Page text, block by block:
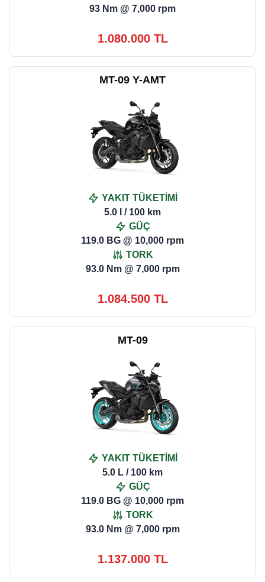
93 Nm @ 7,000 rpm
1.080.000 TL
MT-09 Y-AMT
YAKIT TÜKETİMİ
5.0 l / 100 km
GÜÇ
119.0 BG @ 10,000 rpm
TORK
93.0 Nm @ 7,000 rpm
1.084.500 TL
MT-09
YAKIT TÜKETİMİ
5.0 L / 100 km
GÜÇ
119.0 BG @ 10,000 rpm
TORK
93.0 Nm @ 7,000 rpm
1.137.000 TL